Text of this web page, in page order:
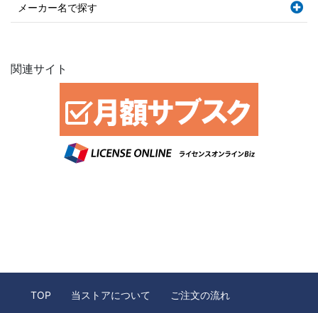
メーカー名で探す
関連サイト
TOP 当ストアについて ご注文の流れ